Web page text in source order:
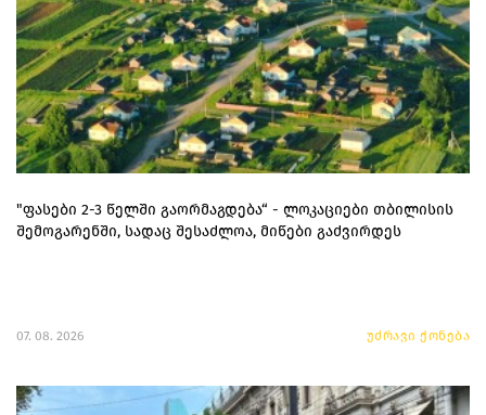
"ფასები 2-3 წელში გაორმაგდება“ - ლოკაციები თბილისის
შემოგარენში, სადაც შესაძლოა, მიწები გაძვირდეს
07. 08. 2026 უძრავი ქონება